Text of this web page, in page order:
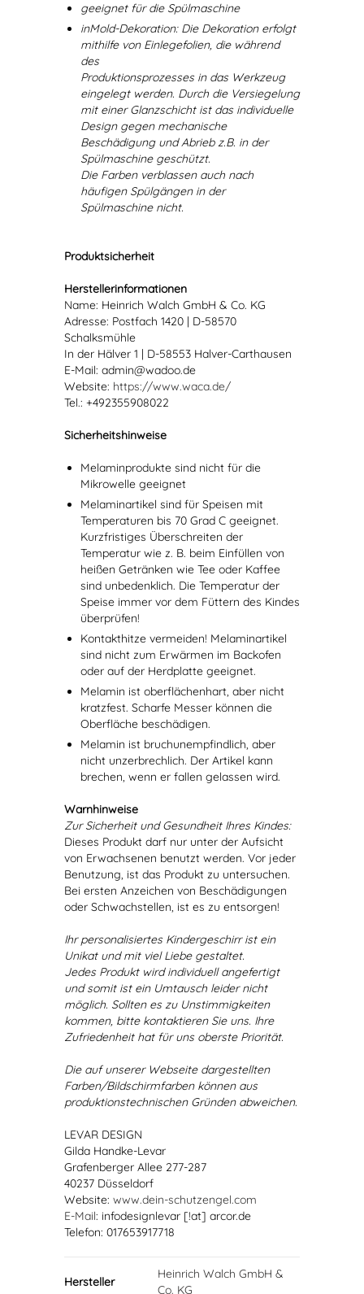
geeignet für die Spülmaschine
inMold-Dekoration: Die Dekoration erfolgt
mithilfe von Einlegefolien, die während
des
Produktionsprozesses in das Werkzeug
eingelegt werden. Durch die Versiegelung
mit einer Glanzschicht ist das individuelle
Design gegen mechanische
Beschädigung und Abrieb z.B. in der
Spülmaschine geschützt.
Die Farben verblassen auch nach
häufigen Spülgängen in der
Spülmaschine nicht.
Produktsicherheit
Herstellerinformationen
Name: Heinrich Walch GmbH & Co. KG
Adresse: Postfach 1420 | D-58570
Schalksmühle
In der Hälver 1 | D-58553 Halver-Carthausen
E-Mail: admin@wadoo.de
Website: https://www.waca.de/
Tel.: +492355908022
Sicherheitshinweise
Melaminprodukte sind nicht für die
Mikrowelle geeignet
Melaminartikel sind für Speisen mit
Temperaturen bis 70 Grad C geeignet.
Kurzfristiges Überschreiten der
Temperatur wie z. B. beim Einfüllen von
heißen Getränken wie Tee oder Kaffee
sind unbedenklich. Die Temperatur der
Speise immer vor dem Füttern des Kindes
überprüfen!
Kontakthitze vermeiden! Melaminartikel
sind nicht zum Erwärmen im Backofen
oder auf der Herdplatte geeignet.
Melamin ist oberflächenhart, aber nicht
kratzfest. Scharfe Messer können die
Oberfläche beschädigen.
Melamin ist bruchunempfindlich, aber
nicht unzerbrechlich. Der Artikel kann
brechen, wenn er fallen gelassen wird.
Warnhinweise
Zur Sicherheit und Gesundheit Ihres Kindes:
Dieses Produkt darf nur unter der Aufsicht
von Erwachsenen benutzt werden. Vor jeder
Benutzung, ist das Produkt zu untersuchen.
Bei ersten Anzeichen von Beschädigungen
oder Schwachstellen, ist es zu entsorgen!
Ihr personalisiertes Kindergeschirr ist ein
Unikat und mit viel Liebe gestaltet.
Jedes Produkt wird individuell angefertigt
und somit ist ein Umtausch leider nicht
möglich. Sollten es zu Unstimmigkeiten
kommen, bitte kontaktieren Sie uns. Ihre
Zufriedenheit hat für uns oberste Priorität.
Die auf unserer Webseite dargestellten
Farben/Bildschirmfarben können aus
produktionstechnischen Gründen abweichen.
LEVAR DESIGN
Gilda Handke-Levar
Grafenberger Allee 277-287
40237 Düsseldorf
Website: www.dein-schutzengel.com
E-Mail: infodesignlevar [!at] arcor.de
Telefon: 017653917718
Hersteller
Heinrich Walch GmbH &
Co. KG